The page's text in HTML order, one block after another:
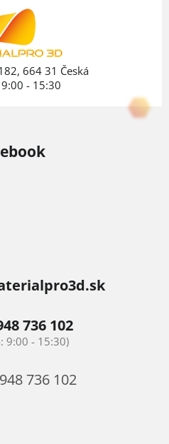
736 102
736 102
664 31 Česká
9:00 - 15:30